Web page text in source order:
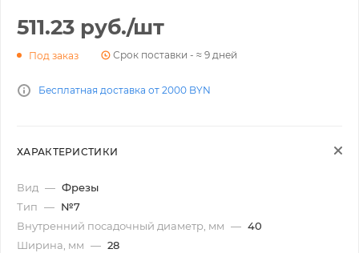
511.23 руб./шт
Под заказ Срок поставки - ≈ 9 дней
Бесплатная доставка от 2000 BYN
ХАРАКТЕРИСТИКИ
Вид — Фрезы
Тип — №7
Внутренний посадочный диаметр, мм — 40
Ширина, мм — 28